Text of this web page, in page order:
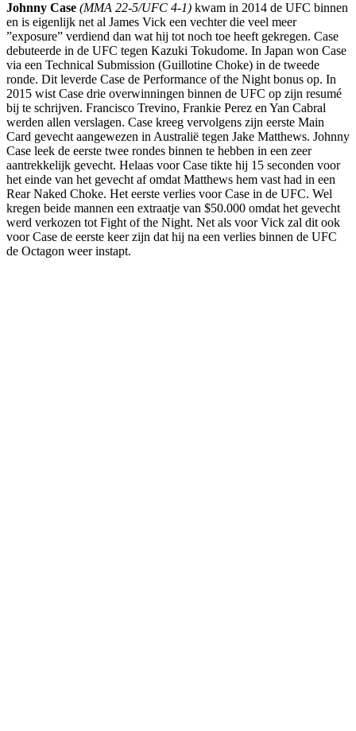
Johnny Case (MMA 22-5/UFC 4-1) kwam in 2014 de UFC binnen
en is eigenlijk net al James Vick een vechter die veel meer
”exposure” verdiend dan wat hij tot noch toe heeft gekregen. Case
debuteerde in de UFC tegen Kazuki Tokudome. In Japan won Case
via een Technical Submission (Guillotine Choke) in de tweede
ronde. Dit leverde Case de Performance of the Night bonus op. In
2015 wist Case drie overwinningen binnen de UFC op zijn resumé
bij te schrijven. Francisco Trevino, Frankie Perez en Yan Cabral
werden allen verslagen. Case kreeg vervolgens zijn eerste Main
Card gevecht aangewezen in Australië tegen Jake Matthews. Johnny
Case leek de eerste twee rondes binnen te hebben in een zeer
aantrekkelijk gevecht. Helaas voor Case tikte hij 15 seconden voor
het einde van het gevecht af omdat Matthews hem vast had in een
Rear Naked Choke. Het eerste verlies voor Case in de UFC. Wel
kregen beide mannen een extraatje van $50.000 omdat het gevecht
werd verkozen tot Fight of the Night. Net als voor Vick zal dit ook
voor Case de eerste keer zijn dat hij na een verlies binnen de UFC
de Octagon weer instapt.